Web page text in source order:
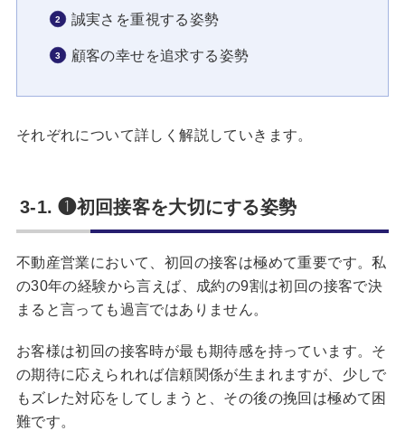
誠実さを重視する姿勢
顧客の幸せを追求する姿勢
それぞれについて詳しく解説していきます。
3-1. ❶初回接客を大切にする姿勢
不動産営業において、初回の接客は極めて重要です。私
の30年の経験から言えば、成約の9割は初回の接客で決
まると言っても過言ではありません。
お客様は初回の接客時が最も期待感を持っています。そ
の期待に応えられれば信頼関係が生まれますが、少しで
もズレた対応をしてしまうと、その後の挽回は極めて困
難です。